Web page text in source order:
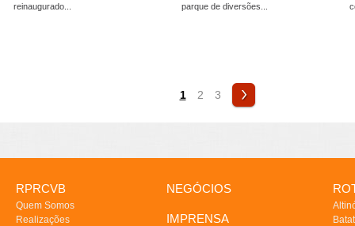
reinaugurado...
parque de diversões...
1 2 3
RPRCVB
Quem Somos
Realizações
NEGÓCIOS
IMPRENSA